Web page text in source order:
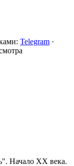
Telegram ·
Начало ХХ века.